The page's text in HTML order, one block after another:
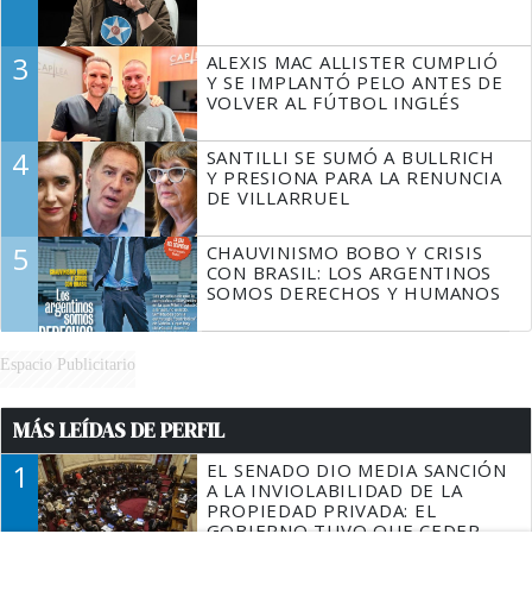
3
ALEXIS MAC ALLISTER CUMPLIÓ
Y SE IMPLANTÓ PELO ANTES DE
VOLVER AL FÚTBOL INGLÉS
4
SANTILLI SE SUMÓ A BULLRICH
Y PRESIONA PARA LA RENUNCIA
DE VILLARRUEL
5
CHAUVINISMO BOBO Y CRISIS
CON BRASIL: LOS ARGENTINOS
SOMOS DERECHOS Y HUMANOS
Espacio Publicitario
MÁS LEÍDAS DE PERFIL
1
EL SENADO DIO MEDIA SANCIÓN
A LA INVIOLABILIDAD DE LA
PROPIEDAD PRIVADA: EL
GOBIERNO TUVO QUE CEDER